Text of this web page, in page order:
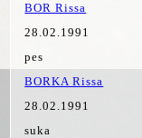
BOR Rissa
28.02.1991
pes
BORKA Rissa
28.02.1991
suka